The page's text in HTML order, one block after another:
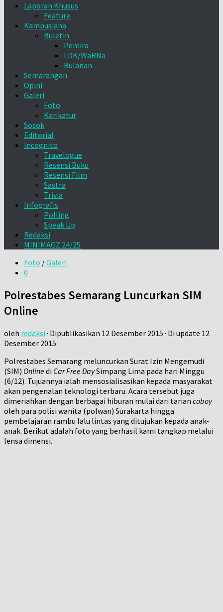
Laporan Khusus
Feature
Kampusiana
Buletin
Pemira
LDK/WaRNa
Bulanan
Semarangan
Opini
Galeri
Foto
Karikatur
Sosok
Editorial
Incognito
Travelogue
Resensi Buku
Resensi Film
Sastra
Trivia
Infografis
Polling
Speak Up
Redaksi
MINIMAGZ 24/25
Foto /Galeri
0
Polrestabes Semarang Luncurkan SIM
Online
oleh redaksi · Dipublikasikan 12 Desember 2015 · Di update 12
Desember 2015
Polrestabes Semarang meluncurkan Surat Izin Mengemudi
(SIM) Onlinedi Car Free DaySimpang Lima pada hari Minggu
(6/12). Tujuannya ialah mensosialisasikan kepada masyarakat
akan pengenalan teknologi terbaru. Acara tersebut juga
dimeriahkan dengan berbagai hiburan mulai dari tarian coboy
oleh para polisi wanita (polwan) Surakarta hingga
pembelajaran rambu lalu lintas yang ditujukan kepada anak-
anak. Berikut adalah foto yang berhasil kami tangkap melalui
lensa dimensi.